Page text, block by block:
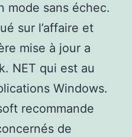
mode sans échec.
sur l’affaire et
mise à jour a
NET qui est au
Windows.
recommande
de